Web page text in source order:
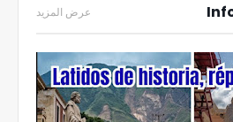
عرض المزيد